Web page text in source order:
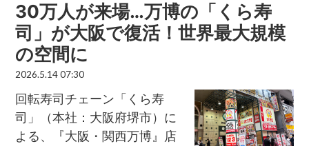
30万人が来場…万博の「くら寿
司」が大阪で復活！世界最大規模
の空間に
2026.5.14 07:30
回転寿司チェーン「くら寿
司」（本社：大阪府堺市）に
よる、『大阪・関西万博』店